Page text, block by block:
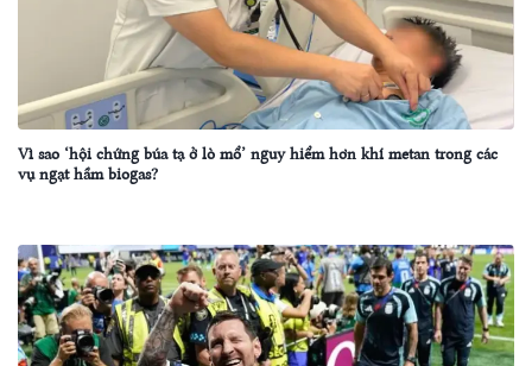
Vì sao ‘hội chứng búa tạ ở lò mổ’ nguy hiểm hơn khí metan trong các
vụ ngạt hầm biogas?